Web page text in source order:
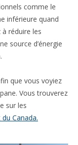
comme le
inférieure quand
réduire les
source d’énergie
que vous voyiez
Vous trouverez
sur les
Canada.